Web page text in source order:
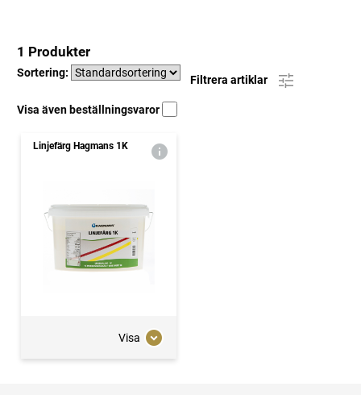
1 Produkter
Sortering:
Filtrera artiklar
Visa även beställningsvaror
Linjefärg Hagmans 1K
Visa